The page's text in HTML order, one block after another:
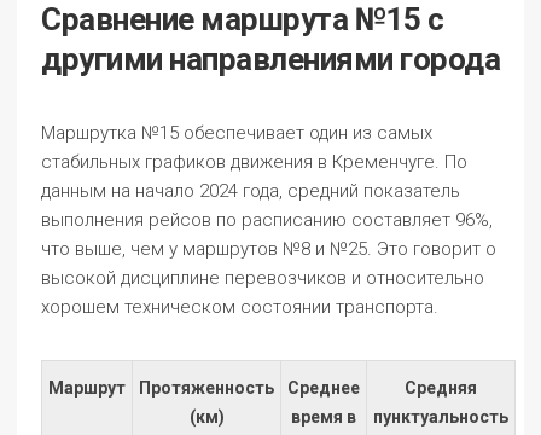
Сравнение маршрута №15 с
другими направлениями города
Маршрутка №15 обеспечивает один из самых
стабильных графиков движения в Кременчуге. По
данным на начало 2024 года, средний показатель
выполнения рейсов по расписанию составляет 96%,
что выше, чем у маршрутов №8 и №25. Это говорит о
высокой дисциплине перевозчиков и относительно
хорошем техническом состоянии транспорта.
Маршрут
Протяженность
(км)
Среднее
время в
Средняя
пунктуальность